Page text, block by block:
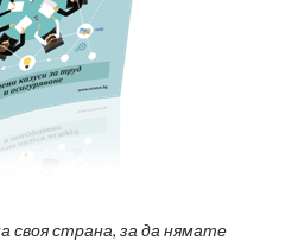
своя страна, за да нямате